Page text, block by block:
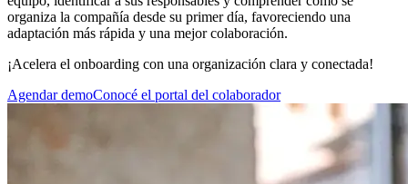
organiza la compañía desde su primer día, favoreciendo una
adaptación más rápida y una mejor colaboración.
¡Acelera el onboarding con una organización clara y conectada!
Agendar demoConocé el portal del colaborador